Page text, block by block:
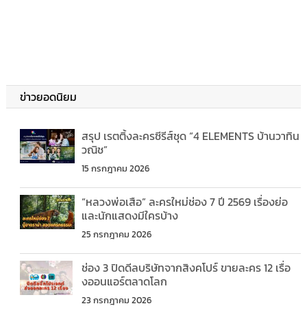
ข่าวยอดนิยม
สรุป เรตติ้งละครซีรีส์ชุด “4 ELEMENTS บ้านวาทิน
วณิช”
15 กรกฎาคม 2026
“หลวงพ่อเสือ” ละครใหม่ช่อง 7 ปี 2569 เรื่องย่อ
และนักแสดงมีใครบ้าง
25 กรกฎาคม 2026
ช่อง 3 ปิดดีลบริษัทจากสิงคโปร์ ขายละคร 12 เรื่อ
งออนแอร์ตลาดโลก
23 กรกฎาคม 2026